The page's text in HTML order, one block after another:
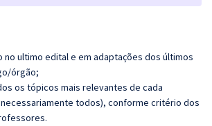
no ultimo edital e em adaptações dos últimos
órgão;
os tópicos mais relevantes de cada
todos), conforme critério dos